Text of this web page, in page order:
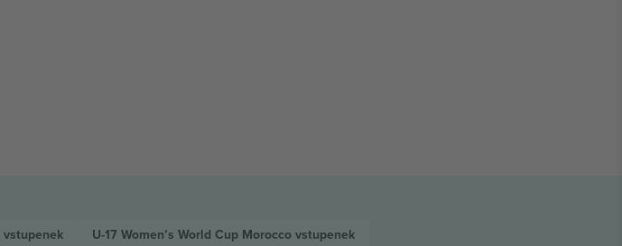
vstupenek U-17 Women’s World Cup Morocco vstupenek